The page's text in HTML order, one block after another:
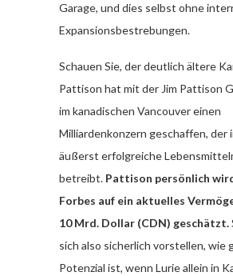
Garage, und dies selbst ohne
Expansionsbestrebungen.
Schauen Sie, der deutlich ältere
Pattison hat mit der Jim Pattison
im kanadischen Vancouver einen
Milliardenkonzern geschaffen, der
äußerst erfolgreiche
betreibt. Pattison persönlich
Forbes auf ein aktuelles
10 Mrd. Dollar (CDN) geschätzt.
sich also sicherlich vorstellen, wie
Potenzial ist, wenn Lurie allein in